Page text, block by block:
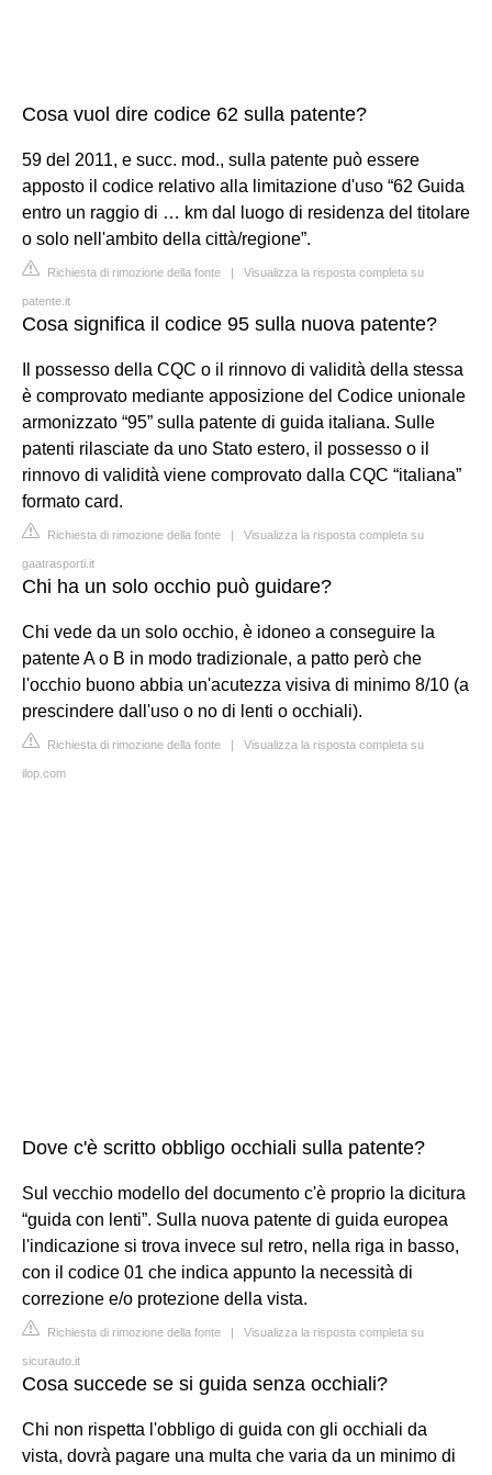
Cosa vuol dire codice 62 sulla patente?
59 del 2011, e succ. mod., sulla patente può essere
apposto il codice relativo alla limitazione d'uso “62 Guida
entro un raggio di … km dal luogo di residenza del titolare
o solo nell'ambito della città/regione”.
Richiesta di rimozione della fonte | Visualizza la risposta completa su
patente.it
Cosa significa il codice 95 sulla nuova patente?
Il possesso della CQC o il rinnovo di validità della stessa
è comprovato mediante apposizione del Codice unionale
armonizzato “95” sulla patente di guida italiana. Sulle
patenti rilasciate da uno Stato estero, il possesso o il
rinnovo di validità viene comprovato dalla CQC “italiana”
formato card.
Richiesta di rimozione della fonte | Visualizza la risposta completa su
gaatrasporti.it
Chi ha un solo occhio può guidare?
Chi vede da un solo occhio, è idoneo a conseguire la
patente A o B in modo tradizionale, a patto però che
l'occhio buono abbia un'acutezza visiva di minimo 8/10 (a
prescindere dall'uso o no di lenti o occhiali).
Richiesta di rimozione della fonte | Visualizza la risposta completa su
ilop.com
Dove c'è scritto obbligo occhiali sulla patente?
Sul vecchio modello del documento c'è proprio la dicitura
“guida con lenti”. Sulla nuova patente di guida europea
l'indicazione si trova invece sul retro, nella riga in basso,
con il codice 01 che indica appunto la necessità di
correzione e/o protezione della vista.
Richiesta di rimozione della fonte | Visualizza la risposta completa su
sicurauto.it
Cosa succede se si guida senza occhiali?
Chi non rispetta l'obbligo di guida con gli occhiali da
vista, dovrà pagare una multa che varia da un minimo di